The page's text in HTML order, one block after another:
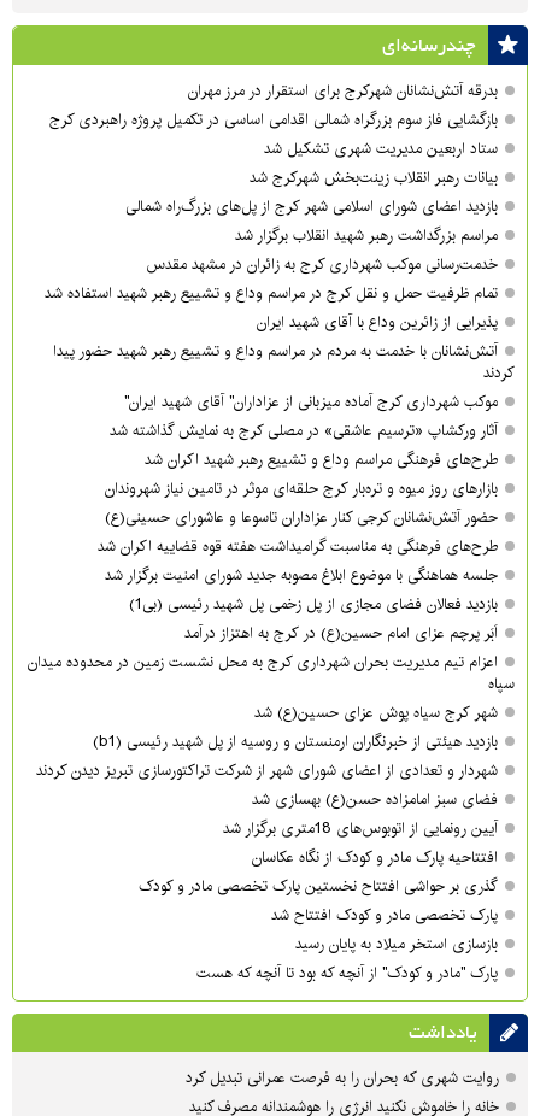
چندرسانه‌ای
بدرقه آتش‌نشانان شهرکرج برای استقرار در مرز مهران
بازگشایی فاز سوم بزرگراه شمالی اقدامی اساسی در تکمیل پروژه راهبردی کرج
ستاد اربعین مدیریت شهری تشکیل شد
بیانات رهبر انقلاب زینت‌بخش شهرکرج شد
بازدید اعضای شورای اسلامی شهر کرج از پل‌های بزرگ‌راه شمالی
مراسم بزرگداشت رهبر شهید انقلاب برگزار شد
خدمت‌رسانی موکب شهرداری کرج به زائران در مشهد مقدس
تمام ظرفیت حمل و نقل کرج در مراسم وداع و تشییع رهبر شهید استفاده شد
پذیرایی از زائرین وداع با آقای شهید ایران
آتش‌نشانان با خدمت به مردم در مراسم وداع و تشییع رهبر شهید حضور پیدا
کردند
موکب شهرداری کرج آماده میزبانی از عزاداران" آقای شهید ایران"
آثار ورکشاپ «ترسیم عاشقی» در مصلی کرج به نمایش گذاشته شد
طرح‌های فرهنگی مراسم وداع و تشییع رهبر شهید اکران شد
بازارهای روز میوه و تره‌بار کرج حلقه‌ای موثر در تامین نیاز شهروندان
حضور آتش‌نشانان کرجی کنار عزاداران تاسوعا و عاشورای حسینی(ع)
طرح‌های فرهنگی به مناسبت گرامیداشت هفته قوه قضاییه اکران شد
جلسه هماهنگی با موضوع ابلاغ مصوبه جدید شورای امنیت برگزار شد
بازدید فعالان فضای مجازی از پل زخمی پل شهید رئیسی (بی1)
اَبَر پرچم عزای امام حسین(ع) در کرج به اهتزاز درآمد
اعزام تیم مدیریت بحران شهرداری کرج به محل نشست زمین در محدوده میدان
سپاه
شهر کرج سیاه پوش عزای حسین(ع) شد
بازدید هیئتی از خبرنگاران ارمنستان و روسیه از پل شهید رئیسی (b1)
شهردار و تعدادی از اعضای شورای شهر از شرکت تراکتورسازی تبریز دیدن کردند
فضای سبز امامزاده حسن(ع) بهسازی شد
آیین رونمایی از اتوبوس‌های 18متری برگزار شد
افتتاحیه پارک مادر و کودک از نگاه عکاسان
گذری بر حواشی افتتاح نخستین پارک تخصصی مادر و کودک
پارک تخصصی مادر و کودک افتتاح شد
بازسازی استخر میلاد به پایان رسید
پارک "مادر و کودک" از آنچه که بود تا آنچه که هست
یادداشت
روایت شهری که بحران را به فرصت عمرانی تبدیل کرد
خانه را خاموش نکنید انرژی را هوشمندانه مصرف کنید